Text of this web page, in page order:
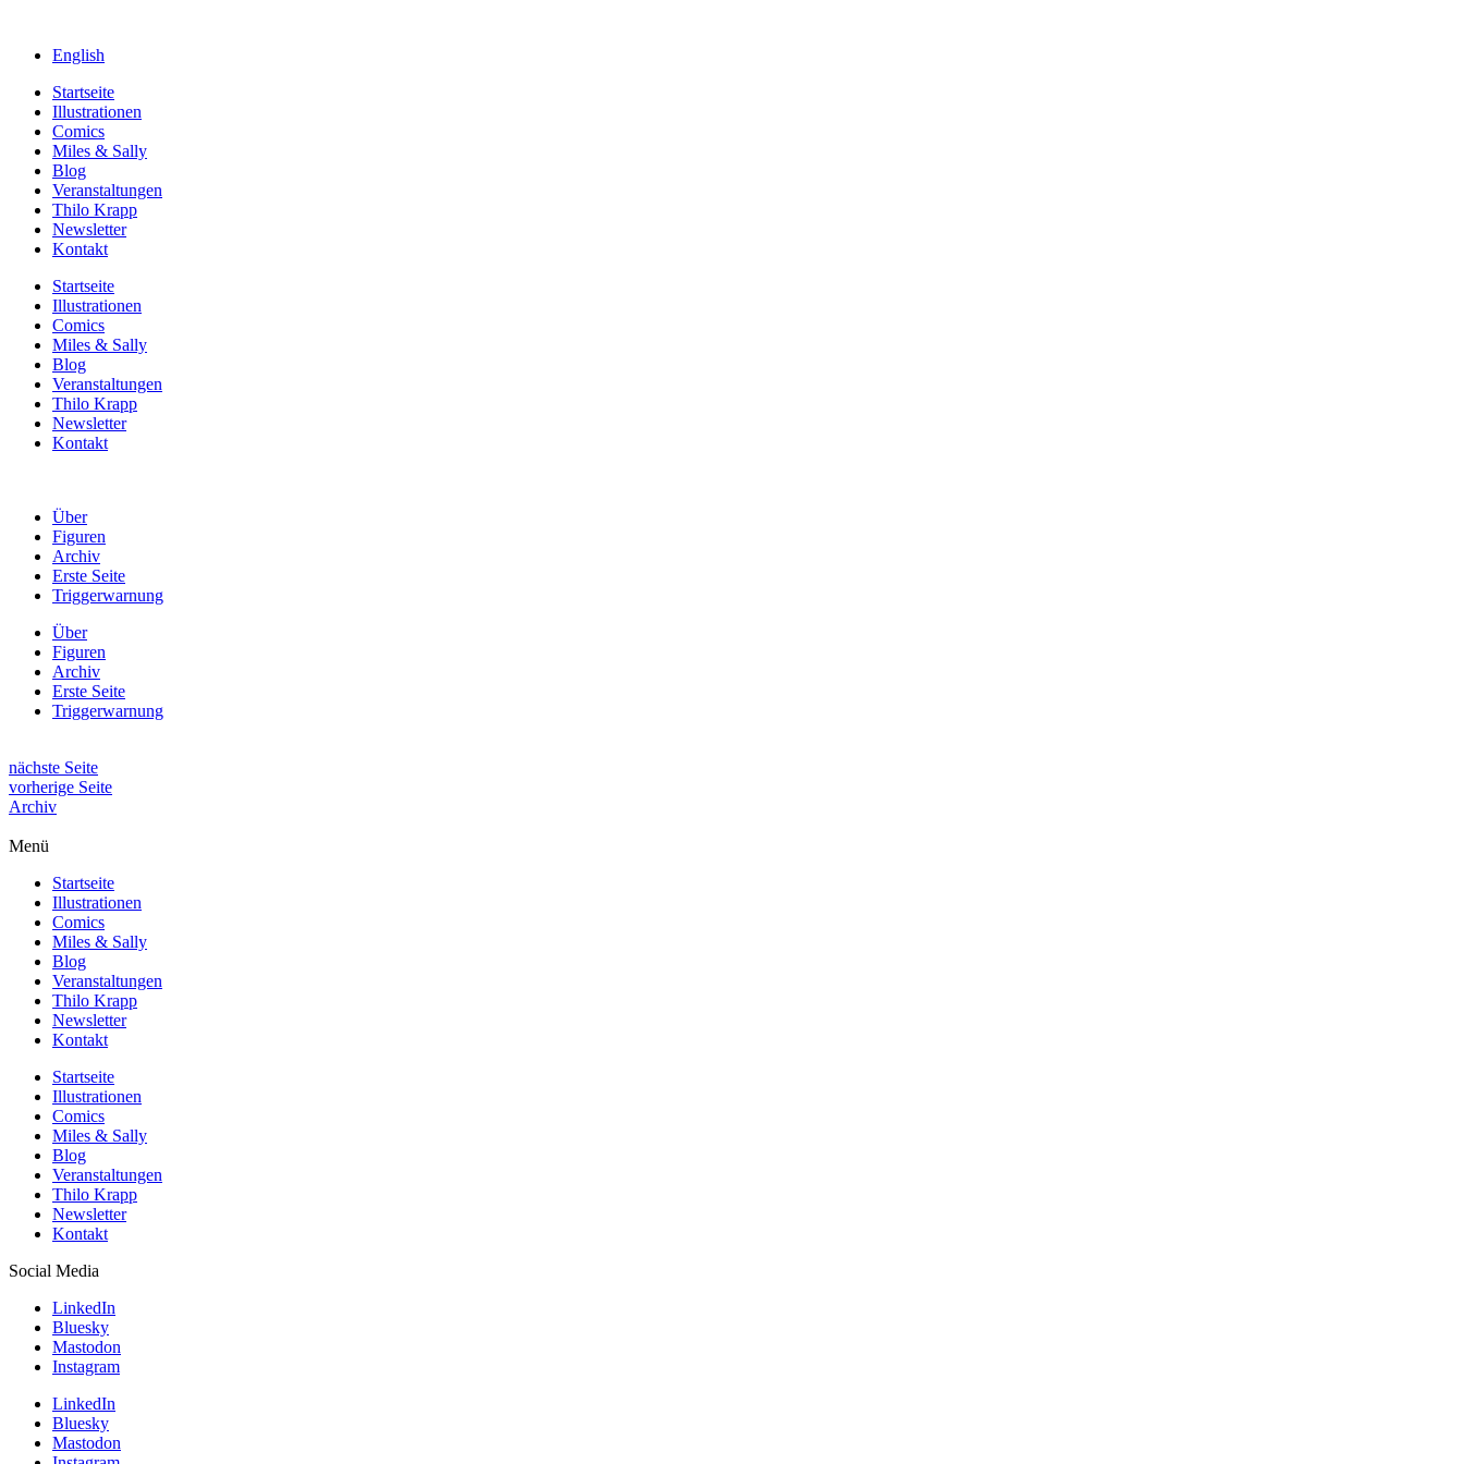
English
Startseite
Illustrationen
Comics
Miles & Sally
Blog
Veranstaltungen
Thilo Krapp
Newsletter
Kontakt
Startseite
Illustrationen
Comics
Miles & Sally
Blog
Veranstaltungen
Thilo Krapp
Newsletter
Kontakt
Über
Figuren
Archiv
Erste Seite
Triggerwarnung
Über
Figuren
Archiv
Erste Seite
Triggerwarnung
nächste Seite
vorherige Seite
Archiv
Menü
Startseite
Illustrationen
Comics
Miles & Sally
Blog
Veranstaltungen
Thilo Krapp
Newsletter
Kontakt
Startseite
Illustrationen
Comics
Miles & Sally
Blog
Veranstaltungen
Thilo Krapp
Newsletter
Kontakt
Social Media
LinkedIn
Bluesky
Mastodon
Instagram
LinkedIn
Bluesky
Mastodon